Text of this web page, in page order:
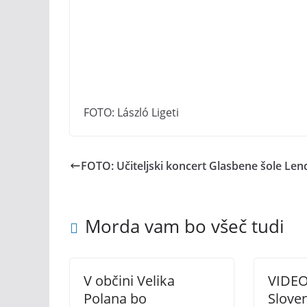
FOTO: László Ligeti
FOTO: Učiteljski koncert Glasbene šole
Morda vam bo všeč tudi
V občini Velika
Polana bo